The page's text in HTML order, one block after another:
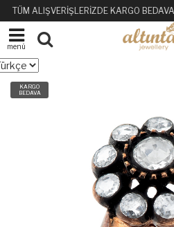
TÜM ALIŞVERİŞLERİZDE KARGO BEDAVA
menü
KARGO
BEDAVA